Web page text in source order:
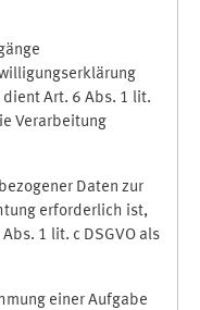
Art. 6 Abs. 1 lit.
Verarbeitung
Daten zur
erforderlich ist,
1 lit. c DSGVO als
einer Aufgabe